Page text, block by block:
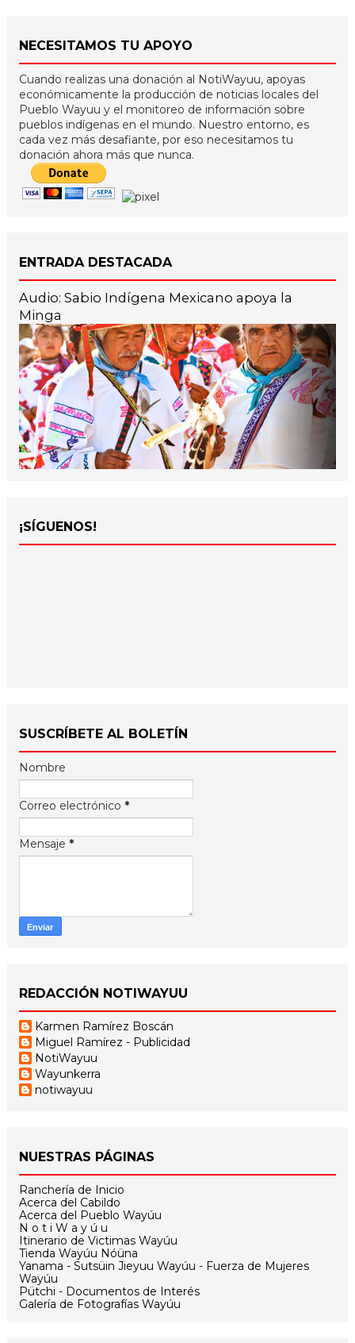
NECESITAMOS TU APOYO
Cuando realizas una donación al NotiWayuu, apoyas
económicamente la producción de noticias locales del
Pueblo Wayuu y el monitoreo de información sobre
pueblos indígenas en el mundo. Nuestro entorno, es
cada vez más desafiante, por eso necesitamos tu
donación ahora más que nunca.
ENTRADA DESTACADA
Audio: Sabio Indígena Mexicano apoya la
Minga
¡SÍGUENOS!
SUSCRÍBETE AL BOLETÍN
Nombre
Correo electrónico *
Mensaje *
REDACCIÓN NOTIWAYUU
Karmen Ramírez Boscán
Miguel Ramírez - Publicidad
NotiWayuu
Wayunkerra
notiwayuu
NUESTRAS PÁGINAS
Ranchería de Inicio
Acerca del Cabildo
Acerca del Pueblo Wayúu
N o t i W a y ú u
Itinerario de Victimas Wayúu
Tienda Wayúu Nóüna
Yanama - Sutsüin Jieyuu Wayúu - Fuerza de Mujeres
Wayúu
Pütchi - Documentos de Interés
Galería de Fotografías Wayúu